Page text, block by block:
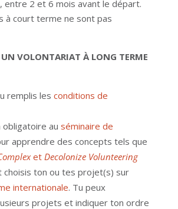
entre 2 et 6 mois avant le départ.
à court terme ne sont pas
UN VOLONTARIAT À LONG TERME
remplis les conditions de
obligatoire au séminaire de
apprendre des concepts tels que
et Decolonize Volunteering
choisis ton ou tes projet(s) sur
internationale. Tu peux
projets et indiquer ton ordre